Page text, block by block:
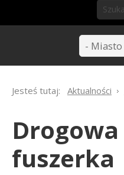
Jesteś tutaj: Aktualności
Drogowa
fuszerka